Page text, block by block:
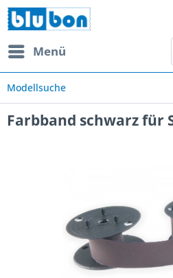
Menü
Modellsuche
Farbband schwarz für